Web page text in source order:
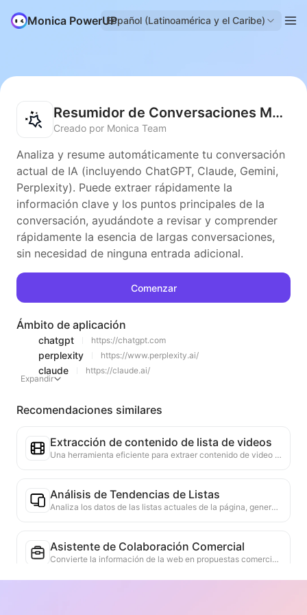
Monica PowerUPEspañol (Latinoamérica y el Caribe)
Resumidor de Conversaciones Multiround
Creado por Monica Team
Analiza y resume automáticamente tu conversación
actual de IA (incluyendo ChatGPT, Claude, Gemini,
Perplexity). Puede extraer rápidamente la
información clave y los puntos principales de la
conversación, ayudándote a revisar y comprender
rápidamente la esencia de largas conversaciones,
sin necesidad de ninguna entrada adicional.
Comenzar
Ámbito de aplicación
chatgpt https://chatgpt.com
perplexity https://www.perplexity.ai/
claude
https://claude.ai/
Expandir
Recomendaciones similares
Extracción de contenido de lista de videos
Una herramienta eficiente para extraer contenido de video de páginas web, capaz de escanear rápidamente las páginas y organizar la información del video en una tabla estructurada en Markdown.
Análisis de Tendencias de Listas
Analiza los datos de las listas actuales de la página, generando informes de tendencias. Identifica categorías populares, tipos de productos en rápido ascenso y tecnologías emergentes. Proporciona información de mercado instantánea para ayudarte a comprender las últimas tendencias de productos y movimientos del mercado.
Asistente de Colaboración Comercial
Convierte la información de la web en propuestas comerciales personalizadas, mensajes privados de colaboración, proporciona plantillas listas para usar y guías de seguimiento, simplificando el proceso de colaboración.